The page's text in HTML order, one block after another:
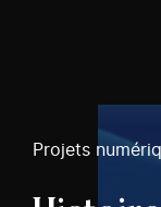
Projets